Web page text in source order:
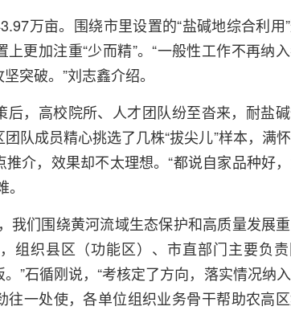
万亩。围绕市里设置的“盐碱地综合利用
更加注重“少而精”。“一般性工作不再纳
突破。”刘志鑫介绍。
后，高校院所、人才团队纷至沓来，耐盐
队成员精心挑选了几株“拔尖儿”样本，满
介，效果却不太理想。“都说自家品种好
我们围绕黄河流域生态保护和高质量发展
组织县区（功能区）、市直部门主要负
”石循刚说，“考核定了方向，落实情况纳
往一处使，各单位组织业务骨干帮助农高